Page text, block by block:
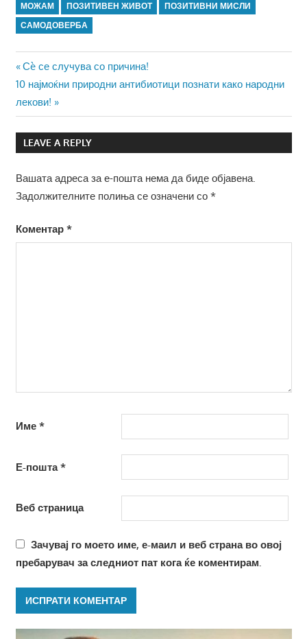
МОЖАМ ПОЗИТИВЕН ЖИВОТ
ПОЗИТИВНИ МИСЛИ
САМОДОВЕРБА
Навигација
на
напис
Previous
Post:
Сè се случува со причина!
Next
Post:
10 најмоќни природни антибиотици познати како народни
лекови!
LEAVE A REPLY
Вашата адреса за е-пошта нема да биде објавена.
Задолжителните полиња се означени со *
Коментар *
Име *
Е-пошта*
Веб страница
Зачувај го моето име, е-маил и веб страна во овој
пребарувач за следниот пат кога ќе коментирам.